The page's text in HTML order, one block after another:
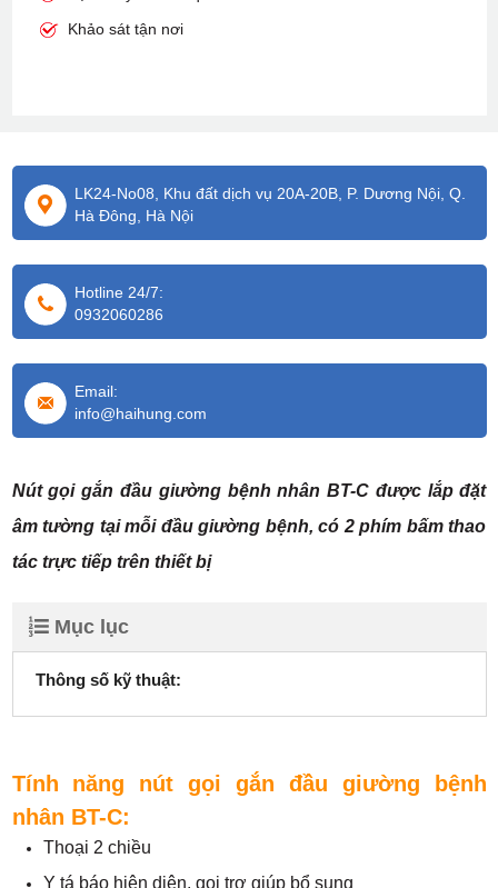
Khảo sát tận nơi
LK24-No08, Khu đất dịch vụ 20A-20B, P. Dương Nội, Q.
Hà Đông, Hà Nội
Hotline 24/7:
0932060286
Email:
info@haihung.com
Nút gọi gắn đầu giường bệnh nhân BT-C được lắp đặt
âm tường tại mỗi đầu giường bệnh, có 2 phím bấm thao
tác trực tiếp trên thiết bị
Mục lục
Thông số kỹ thuật:
Tính năng nút gọi gắn đầu giường bệnh
nhân BT-C:
Thoại 2 chiều
Y tá báo hiện diện, gọi trợ giúp bổ sung